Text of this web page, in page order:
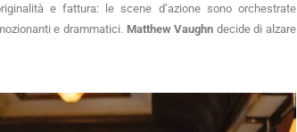
e fattura: le scene d’azione sono orchestrate
e drammatici. Matthew Vaughn decide di alzare